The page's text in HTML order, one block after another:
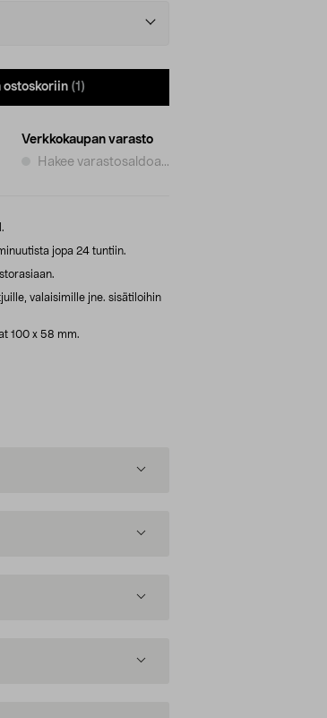
ostoskoriin (1)
Verkkokaupan varasto
Hakee varastosaldoa...
jopa 24 tuntiin.
valaisimille jne. sisätiloihin
100 x 58 mm.